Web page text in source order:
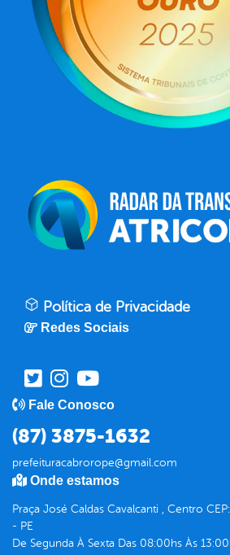
Política de Privacidade
Redes Sociais
Fale Conosco
(87) 3875-1632
prefeituracabrorope@gmail.com
Onde estamos
Praça José Caldas Cavalcanti , Centro
- PE
De Segunda À Sexta Das 08:00hs Às